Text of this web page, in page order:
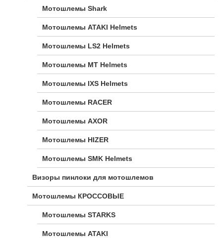
Мотошлемы Shark
Мотошлемы ATAKI Helmets
Мотошлемы LS2 Helmets
Мотошлемы MT Helmets
Мотошлемы IXS Helmets
Мотошлемы RACER
Мотошлемы AXOR
Мотошлемы HIZER
Мотошлемы SMK Helmets
Визоры пинлоки для мотошлемов
Мотошлемы КРОССОВЫЕ
Мотошлемы STARKS
Мотошлемы ATAKI